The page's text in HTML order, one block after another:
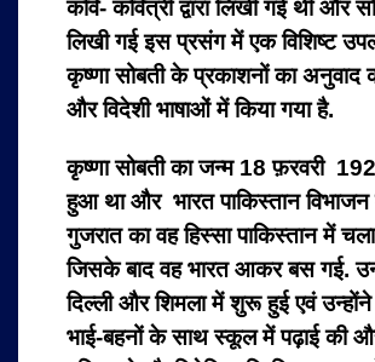
कविं- कवित्री द्वारा लिखी गई थी और
लिखी गई इस प्रसंग में एक विशिष्ट
कृष्णा सोबती के प्रकाशनों का अनुवाद
और विदेशी भाषाओं में किया गया है.
कृष्णा सोबती का जन्म 18 फ़रवरी
हुआ था और भारत पाकिस्तान विभाजन
गुजरात का वह हिस्सा पाकिस्तान में
जिसके बाद वह भारत आकर बस गई.
दिल्ली और शिमला में शुरू हुई एवं
भाई-बहनों के साथ स्कूल में पढ़ाई की